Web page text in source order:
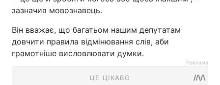
зазначив мовознавець.
Він вважає, що багатьом нашим депутатам
довчити правила відмінювання слів, аби
грамотніше висловлювати думки.
Реклама